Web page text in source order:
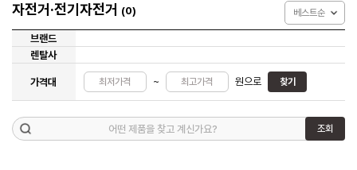
자전거·전기자전거 (0) 베스트순
브랜드
렌탈사
가격대 ~ 원으로 찾기
조회